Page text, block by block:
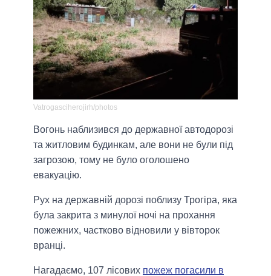
Vatrogasciherojirh/photos
Вогонь наблизився до державної автодорозі
та житловим будинкам, але вони не були під
загрозою, тому не було оголошено
евакуацію.
Рух на державній дорозі поблизу Трогіра, яка
була закрита з минулої ночі на прохання
пожежних, частково відновили у вівторок
вранці.
Нагадаємо, 107 лісових пожеж погасили в